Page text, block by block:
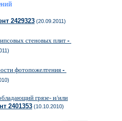
2429323 (20.09.2011)
стеновых плит-
фотопожелтения-
грязе- и/или
2401353 (10.10.2010)